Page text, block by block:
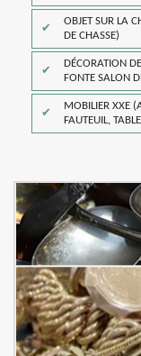
OBJET SUR LA
DE CHASSE)
DÉCORATION
FONTE SALON
MOBILIER XXE
FAUTEUIL,